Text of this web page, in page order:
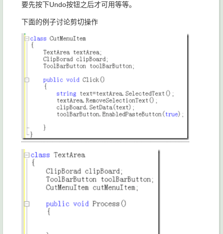
要先按下Undo按钮之后才可用等等。
下面的例子讨论剪切操作